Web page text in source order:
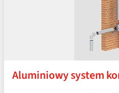
Aluminiowy system